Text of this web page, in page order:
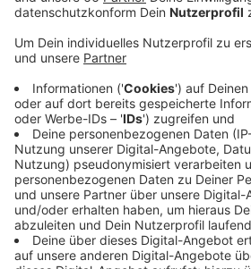
Anzeige
Zu Beginn der Sitzung gedachte
Geisel der Todesopfer und
gute Genesung. Außerdem
zuversichtlich zu bleiben und
Davon ist hier in der Ratssitzung
zu sehen. Die Kommunalwahl wirft
voraus. Die FDP lehnte den
Corona-Debatte zu begrenzen ab.